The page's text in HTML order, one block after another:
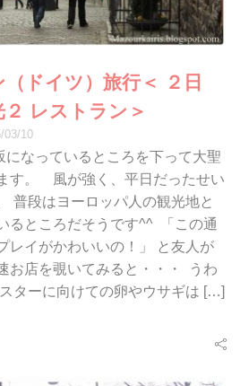
ドイツ）旅行＜ ２日
２ レストラン＞
03/10
なっているところを下って大聖
す。 風が強く、平日だったせい
普段はヨーロッパ人の観光地と
るところだそうです^^ 「この通
レイがかわいいの！」 と友人が
お店を覗いてみると・・・ うわ
ターに向けての卵やウサギは […]